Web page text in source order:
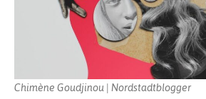
Chimène Goudjinou | Nordstadtblogger